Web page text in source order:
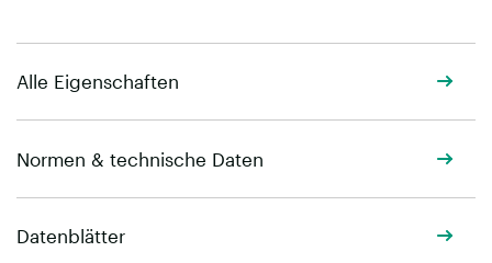
Alle Eigenschaften
Normen & technische Daten
Datenblätter